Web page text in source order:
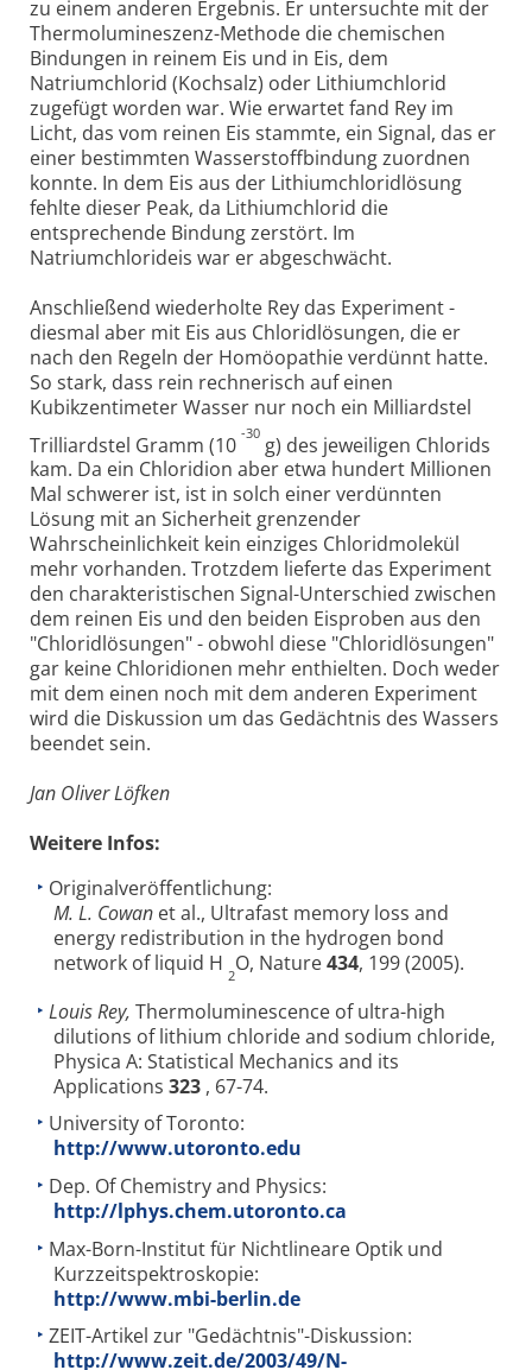
zu einem anderen Ergebnis. Er untersuchte mit der
Thermolumineszenz-Methode die chemischen
Bindungen in reinem Eis und in Eis, dem
Natriumchlorid (Kochsalz) oder Lithiumchlorid
zugefügt worden war. Wie erwartet fand Rey im
Licht, das vom reinen Eis stammte, ein Signal, das er
einer bestimmten Wasserstoffbindung zuordnen
konnte. In dem Eis aus der Lithiumchloridlösung
fehlte dieser Peak, da Lithiumchlorid die
entsprechende Bindung zerstört. Im
Natriumchlorideis war er abgeschwächt.
Anschließend wiederholte Rey das Experiment -
diesmal aber mit Eis aus Chloridlösungen, die er
nach den Regeln der Homöopathie verdünnt hatte.
So stark, dass rein rechnerisch auf einen
Kubikzentimeter Wasser nur noch ein Milliardstel
Trilliardstel Gramm (10 -30 g) des jeweiligen Chlorids
kam. Da ein Chloridion aber etwa hundert Millionen
Mal schwerer ist, ist in solch einer verdünnten
Lösung mit an Sicherheit grenzender
Wahrscheinlichkeit kein einziges Chloridmolekül
mehr vorhanden. Trotzdem lieferte das Experiment
den charakteristischen Signal-Unterschied zwischen
dem reinen Eis und den beiden Eisproben aus den
"Chloridlösungen" - obwohl diese "Chloridlösungen"
gar keine Chloridionen mehr enthielten. Doch weder
mit dem einen noch mit dem anderen Experiment
wird die Diskussion um das Gedächtnis des Wassers
beendet sein.
Jan Oliver Löfken
Weitere Infos:
Originalveröffentlichung:
M. L. Cowan et al., Ultrafast memory loss and
energy redistribution in the hydrogen bond
network of liquid H 2O, Nature434, 199 (2005).
Louis Rey, Thermoluminescence of ultra-high
dilutions of lithium chloride and sodium chloride,
Physica A: Statistical Mechanics and its
Applications 323 , 67-74.
University of Toronto:
http://www.utoronto.edu
Dep. Of Chemistry and Physics:
http://lphys.chem.utoronto.ca
Max-Born-Institut für Nichtlineare Optik und
Kurzzeitspektroskopie:
http://www.mbi-berlin.de
ZEIT-Artikel zur "Gedächtnis"-Diskussion:
http://www.zeit.de/2003/49/N-